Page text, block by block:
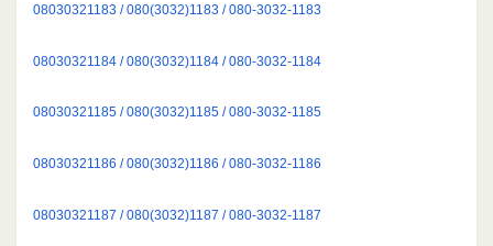
08030321183 / 080(3032)1183 / 080-3032-1183
08030321184 / 080(3032)1184 / 080-3032-1184
08030321185 / 080(3032)1185 / 080-3032-1185
08030321186 / 080(3032)1186 / 080-3032-1186
08030321187 / 080(3032)1187 / 080-3032-1187